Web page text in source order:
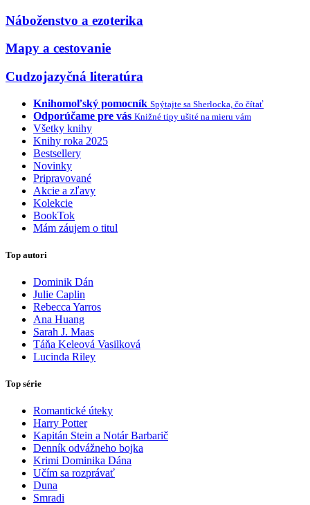
Náboženstvo a ezoterika
Mapy a cestovanie
Cudzojazyčná literatúra
Knihomoľský pomocník Spýtajte sa Sherlocka, čo čítať
Odporúčame pre vás Knižné tipy ušité na mieru vám
Všetky knihy
Knihy roka 2025
Bestsellery
Novinky
Pripravované
Akcie a zľavy
Kolekcie
BookTok
Mám záujem o titul
Top autori
Dominik Dán
Julie Caplin
Rebecca Yarros
Ana Huang
Sarah J. Maas
Táňa Keleová Vasilková
Lucinda Riley
Top série
Romantické úteky
Harry Potter
Kapitán Stein a Notár Barbarič
Denník odvážneho bojka
Krimi Dominika Dána
Učím sa rozprávať
Duna
Smradi